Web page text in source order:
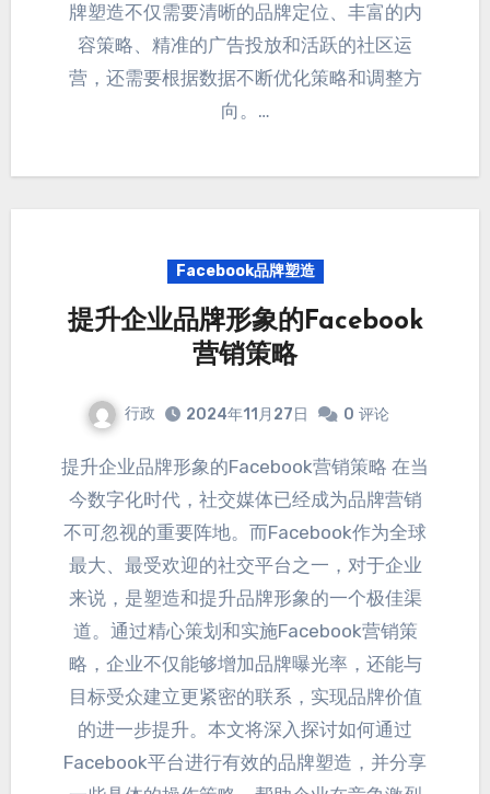
牌塑造不仅需要清晰的品牌定位、 丰富的内
容策略、 精准的广告投放和活跃的社区运
营 ， 还需要根据数据不断优化策略和调整方
向。…
Facebook品牌塑造
提升企业品牌形象的Facebook
营销策略
行政 2024年11月27日 0 评论
提升企业品牌形象的Facebook营销策略 在当
今数字化时代， 社交媒体已经成为品牌营销
不可忽视的重要阵地。 而Facebook作为全球
最大
最受欢迎的社交平台之一 ，对于企业
来说， 是塑造和提升品牌形象的一个极佳渠
道。 通过精心策划和实施Facebook营销策
略 ， 企业不仅能够增加品牌曝光率， 还能与
目标受众建立更紧密的联系 ， 实现品牌价值
的进一步提升。 本文将深入探讨如何通过
Facebook平台进行有效的品牌塑造 ， 并分享